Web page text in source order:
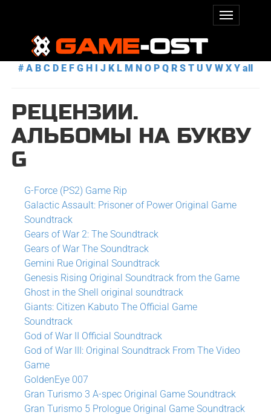
# A B C D E F G H I J K L M N O P Q R S T U V W X Y all
РЕЦЕНЗИИ.
АЛЬБОМЫ НА БУКВУ
G
G-Force (PS2) Game Rip
Galactic Assault: Prisoner of Power Original Game
Soundtrack
Gears of War 2: The Soundtrack
Gears of War The Soundtrack
Gemini Rue Original Soundtrack
Genesis Rising Original Soundtrack from the Game
Ghost in the Shell original soundtrack
Giants: Citizen Kabuto The Official Game
Soundtrack
God of War II Official Soundtrack
God of War III: Original Soundtrack From The Video
Game
GoldenEye 007
Gran Turismo 3 A-spec Original Game Soundtrack
Gran Turismo 5 Prologue Original Game Soundtrack